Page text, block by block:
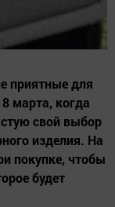
приятные для
марта, когда
свой выбор
изделия. На
покупке, чтобы
будет